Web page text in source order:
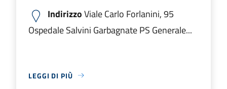
IndirizzoViale Carlo Forlanini, 95
Ospedale Salvini Garbagnate PS Generale...
LEGGI DI PIÙ